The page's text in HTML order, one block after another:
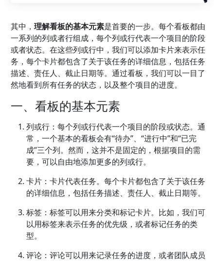
其中，理解看板的基本元素是首要的一步。每个看板都由
一系列的列或者行组成，每个列或行代表一个项目的阶段
或者状态。在这些列或行中，我们可以添加卡片来表示任
务，每个卡片都包含了关于该任务的详细信息，包括任务
描述、责任人、截止日期等。通过看板，我们可以一目了
然地看到所有任务的状态，以及整个项目的进度。
一、看板的基本元素
列或行：每个列或行代表一个项目的阶段或状态。通
常，一个基本的看板会有“待办”、“进行中”和“已完
成”三个列。然而，这并不是固定的，根据项目的需
要，可以自由地添加更多的列或行。
卡片：卡片代表任务。每个卡片都包含了关于该任务
的详细信息，包括任务描述、责任人、截止日期等。
标签：标签可以用来分类和标记卡片。比如，我们可
以用标签来表示任务的优先级，或者标记任务的类
型。
评论：评论可以用来记录任务的进度，或者团队成员